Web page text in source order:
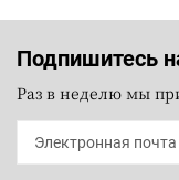
Подпишитесь
Раз в неделю мы